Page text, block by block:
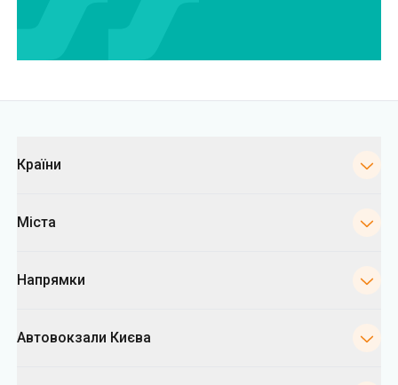
Країни
Міста
Напрямки
Автовокзали Києва